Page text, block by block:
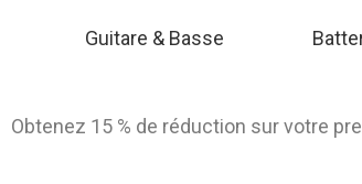
Guitare & Basse
Obtenez 15 % de réduction sur votre